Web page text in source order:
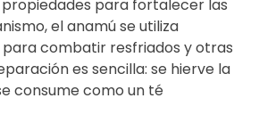
para fortalecer las
el anamú se utiliza
combatir resfriados y otras
es sencilla: se hierve la
consume como un té